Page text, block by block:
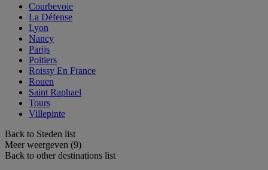
Courbevoie
La Défense
Lyon
Nancy
Parijs
Poitiers
Roissy En France
Rouen
Saint Raphael
Tours
Villepinte
Back to Steden list
Meer weergeven (9)
Back to other destinations list